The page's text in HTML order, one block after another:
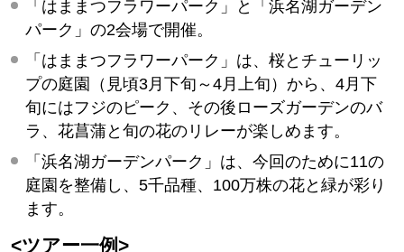
「はままつフラワーパーク」と「浜名湖ガーデン
パーク」の2会場で開催。
「はままつフラワーパーク」は、桜とチューリッ
プの庭園（見頃3月下旬～4月上旬）から、4月下
旬にはフジのピーク、その後ローズガーデンのバ
ラ、花菖蒲と旬の花のリレーが楽しめます。
「浜名湖ガーデンパーク」は、今回のために11の
庭園を整備し、5千品種、100万株の花と緑が彩り
ます。
<ツアー一例>